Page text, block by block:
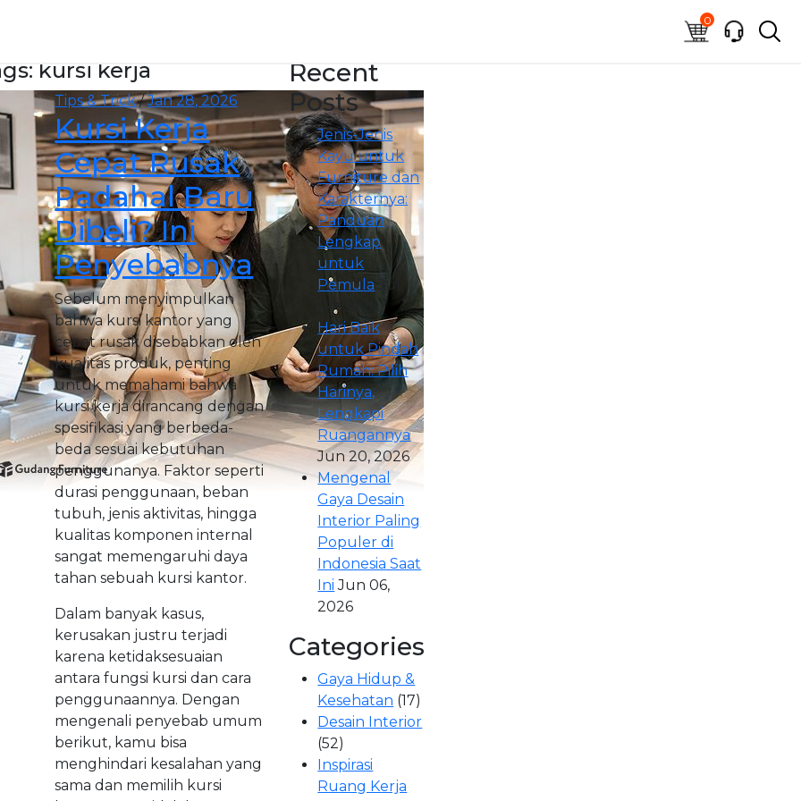
0
kursi kerja
Tips & Trick /Jan 28, 2026
Kursi Kerja
Cepat Rusak
Padahal Baru
Dibeli? Ini
Penyebabnya
Sebelum menyimpulkan
bahwa kursi kantor yang
cepat rusak disebabkan oleh
kualitas produk, penting
untuk memahami bahwa
kursi kerja dirancang dengan
spesifikasi yang berbeda-
beda sesuai kebutuhan
penggunanya. Faktor seperti
durasi penggunaan, beban
tubuh, jenis aktivitas, hingga
kualitas komponen internal
sangat memengaruhi daya
tahan sebuah kursi kantor.
Dalam banyak kasus,
kerusakan justru terjadi
karena ketidaksesuaian
antara fungsi kursi dan cara
penggunaannya. Dengan
mengenali penyebab umum
berikut, kamu bisa
menghindari kesalahan yang
sama dan memilih kursi
Recent
Posts
Jenis-Jenis
Kayu untuk
Furniture dan
Karakternya:
Panduan
Lengkap
untuk
Pemula
Jul
04, 2026
Hari Baik
untuk Pindah
Rumah: Pilih
Harinya,
Lengkapi
Ruangannya
Jun 20, 2026
Mengenal
Gaya Desain
Interior Paling
Populer di
Indonesia Saat
Ini Jun 06,
2026
Categories
Gaya Hidup &
Kesehatan (17)
Desain Interior
(52)
Inspirasi
Ruang Kerja